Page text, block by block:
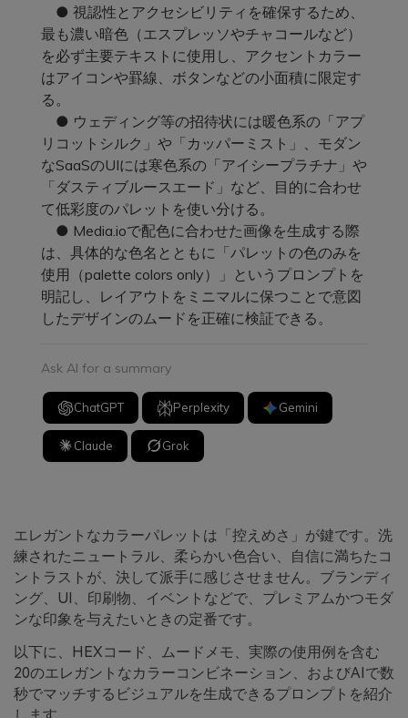
● 視認性とアクセシビリティを確保するため、
最も濃い暗色（エスプレッソやチャコールなど）
を必ず主要テキストに使用し、アクセントカラー
はアイコンや罫線、ボタンなどの小面積に限定す
る。
● ウェディング等の招待状には暖色系の「アプ
リコットシルク」や「カッパーミスト」、モダン
なSaaSのUIには寒色系の「アイシープラチナ」や
「ダスティブルースエード」など、目的に合わせ
て低彩度のパレットを使い分ける。
● Media.ioで配色に合わせた画像を生成する際
は、具体的な色名とともに「パレットの色のみを
使用（palette colors only）」というプロンプトを
明記し、レイアウトをミニマルに保つことで意図
したデザインのムードを正確に検証できる。
Ask AI for a summary
ChatGPT Perplexity Gemini
Claude Grok
エレガントなカラーパレットは「控えめさ」が鍵です。洗
練されたニュートラル、柔らかい色合い、自信に満ちたコ
ントラストが、決して派手に感じさせません。ブランディ
ング、UI、印刷物、イベントなどで、プレミアムかつモダ
ンな印象を与えたいときの定番です。
以下に、HEXコード、ムードメモ、実際の使用例を含む
20のエレガントなカラーコンビネーション、およびAIで数
秒でマッチするビジュアルを生成できるプロンプトを紹介
します。